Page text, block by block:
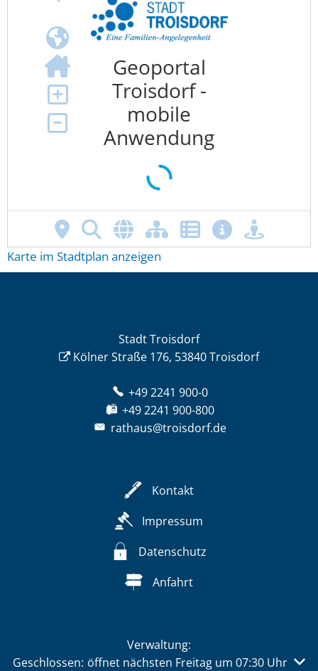
Karte im Stadtplan anzeigen
Stadt Troisdorf
Kölner Straße 176, 53840 Troisdorf
+49 2241 900-0
+49 2241 900-800
rathaus@troisdorf.de
Kontakt
Impressum
Datenschutz
Anfahrt
Verwaltung:
Klicken, um weitere Öffnungs- oder Schließzeiten
Geschlossen: öffnet nächsten Freitag um 07:30 Uhr